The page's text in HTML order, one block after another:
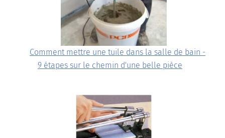
Comment mettre une tuile dans la salle de bain -
9 étapes sur le chemin d'une belle pièce